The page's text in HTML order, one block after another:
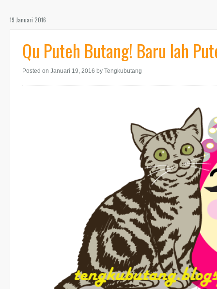
19 Januari 2016
Qu Puteh Butang! Baru lah
Posted on Januari 19, 2016 by Tengkubutang